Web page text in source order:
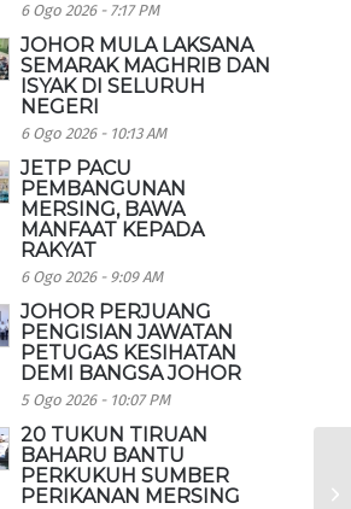
6 Ogo 2026 - 7:17 PM
JOHOR MULA LAKSANA
SEMARAK MAGHRIB DAN
ISYAK DI SELURUH
NEGERI
6 Ogo 2026 - 10:13 AM
JETP PACU
PEMBANGUNAN
MERSING, BAWA
MANFAAT KEPADA
RAKYAT
6 Ogo 2026 - 9:09 AM
JOHOR PERJUANG
PENGISIAN JAWATAN
PETUGAS KESIHATAN
DEMI BANGSA JOHOR
5 Ogo 2026 - 10:07 PM
20 TUKUN TIRUAN
BAHARU BANTU
PERKUKUH SUMBER
PERIKANAN MERSING